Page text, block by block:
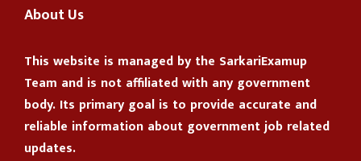
About Us
This website is managed by the SarkariExamup
Team and is not affiliated with any government
body. Its primary goal is to provide accurate and
reliable information about government job related
updates.